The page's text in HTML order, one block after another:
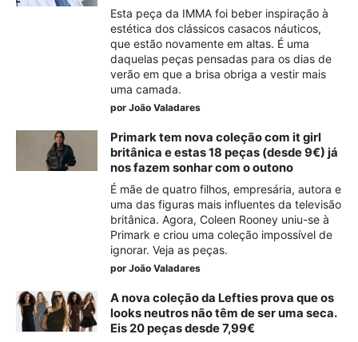
Esta peça da IMMA foi beber inspiração à
estética dos clássicos casacos náuticos,
que estão novamente em altas. É uma
daquelas peças pensadas para os dias de
verão em que a brisa obriga a vestir mais
uma camada.
por João Valadares
Primark tem nova coleção com it girl
britânica e estas 18 peças (desde 9€) já
nos fazem sonhar com o outono
É mãe de quatro filhos, empresária, autora e
uma das figuras mais influentes da televisão
britânica. Agora, Coleen Rooney uniu-se à
Primark e criou uma coleção impossível de
ignorar. Veja as peças.
por João Valadares
A nova coleção da Lefties prova que os
looks neutros não têm de ser uma seca.
Eis 20 peças desde 7,99€